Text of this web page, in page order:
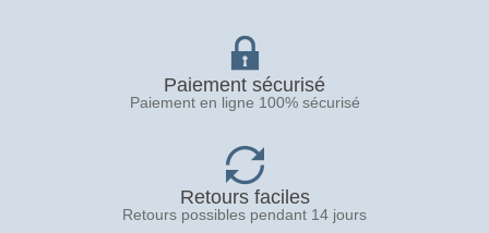
Paiement sécurisé
Paiement en ligne 100% sécurisé
Retours faciles
Retours possibles pendant 14 jours